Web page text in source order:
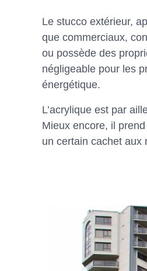
Le stucco extérieur,
que commerciaux,
ou possède des
négligeable pour les
énergétique.
L’acrylique est par
Mieux encore, il
un certain cachet aux